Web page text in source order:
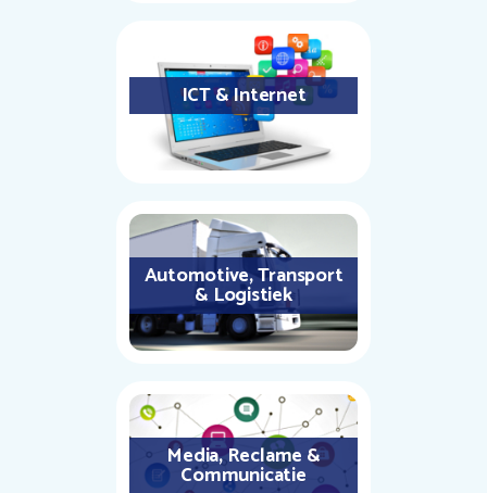
ICT & Internet
Automotive, Transport
& Logistiek
Media, Reclame &
Communicatie